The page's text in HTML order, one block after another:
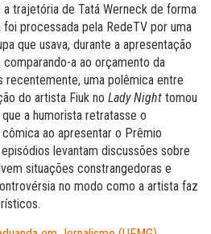
trajetória de Tatá Werneck de forma
processada pela RedeTV por uma
que usava, durante a apresentação
a ao orçamento da
recentemente, uma polêmica entre
do artista Fiuk no Lady Night tomou
a humorista retratasse o
ao apresentar o Prêmio
levantam discussões sobre
situações constrangedoras e
no modo como a artista faz